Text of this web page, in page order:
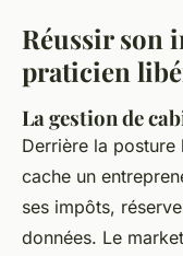
Réussir son
praticien
La gestion de
Derrière la posture
cache un
ses impôts,
données. Le